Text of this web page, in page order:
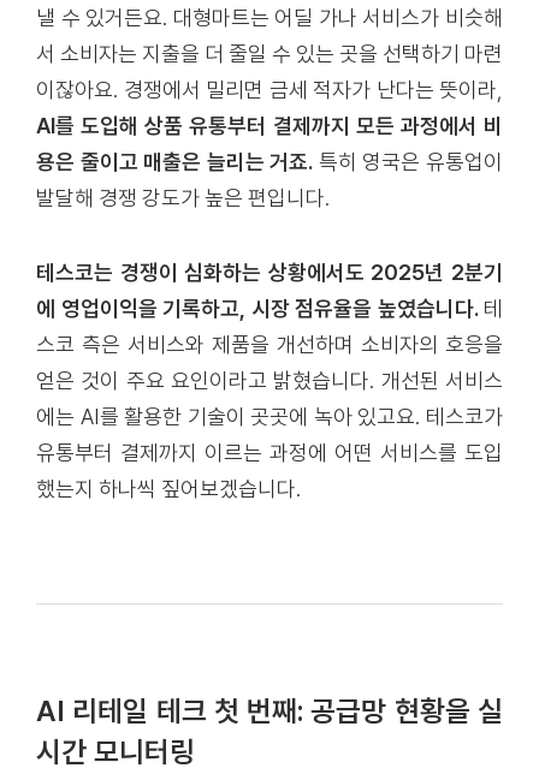
낼 수 있거든요. 대형마트는 어딜 가나 서비스가 비슷해
서 소비자는 지출을 더 줄일 수 있는 곳을 선택하기 마련
이잖아요. 경쟁에서 밀리면 금세 적자가 난다는 뜻이라,
AI를 도입해 상품 유통부터 결제까지 모든 과정에서 비
용은 줄이고 매출은 늘리는 거죠. 특히 영국은 유통업이
발달해 경쟁 강도가 높은 편입니다.
테스코는 경쟁이 심화하는 상황에서도 2025년 2분기
에 영업이익을 기록하고, 시장 점유율을 높였습니다. 테
스코 측은 서비스와 제품을 개선하며 소비자의 호응을
얻은 것이 주요 요인이라고 밝혔습니다. 개선된 서비스
에는 AI를 활용한 기술이 곳곳에 녹아 있고요. 테스코가
유통부터 결제까지 이르는 과정에 어떤 서비스를 도입
했는지 하나씩 짚어보겠습니다.
AI 리테일 테크 첫 번째: 공급망 현황을 실
시간 모니터링